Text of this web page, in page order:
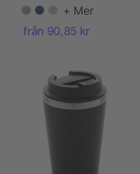
+ Mer
från 90,85 kr